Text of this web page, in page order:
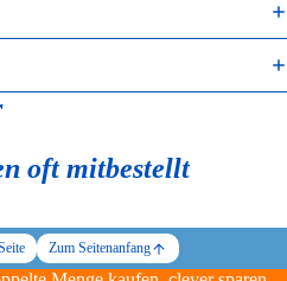
oft mitbestellt
Zum Seitenanfang